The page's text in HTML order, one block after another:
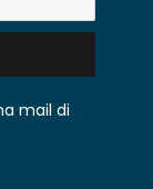
mail di